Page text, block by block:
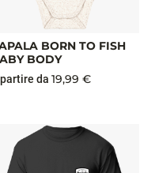
BORN TO FISH
BODY
da 19,99 €